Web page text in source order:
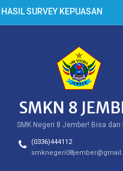
HASIL SURVEY KEPUASAN
PELANGGAN
Cek Kesehatan Gratis
SMKN 8
SMK Negeri 8 Jember! Bisa dan
(0336)444112